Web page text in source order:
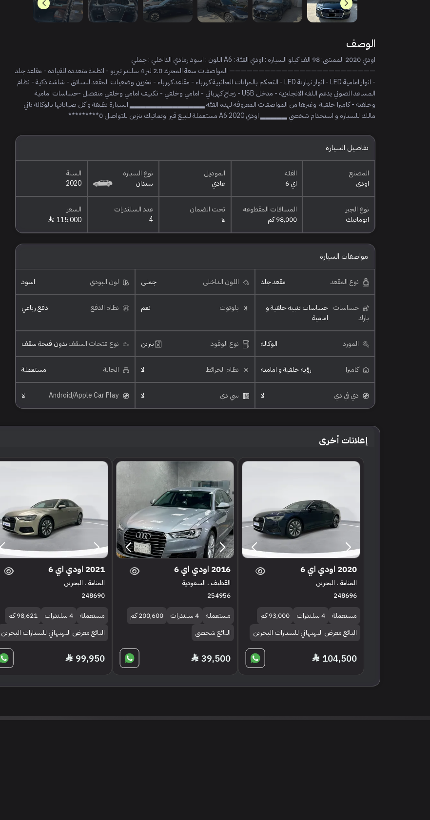
الوصف
اودي 2020 ‏‎الممشى: 98 الف كيلو ‏‎السياره : اودي ‏‎الفئة : A6 ‏‎اللون : اسود رمادي ‏‎الداخلي : جملي
————————————————————————— ‏‎المواصفات ‏‎سعة المحرك 2.0 لتر 4 سلندر تيربو ‏‎- انظمة متعدده للقياده ‏‎- مقاعد جلد
‏‎- انوار امامية LED ‏‎- انوار نهارية LED ‏‎- التحكم بالمرايات الجانبية كهرباء ‏‎- مقاعد كهرباء ‏‎- تخزين وضعيات المقعد للسائق ‏‎- شاشة ذكية ‏‎- نظام
المساعد الصوتي يدعم اللغه الانجليزية ‏‎- مدخل USB ‏‎- زجاج كهربائي - امامي وخلفي ‏‎- تكييف امامي وخلفي منفصل ‏‎-حساسات امامية
وخلفية ‏‎- كاميرا خلفية ‏‎ ‎وغيرها من المواصفات المعروفه لهذه الفئه ▂▂▂▂▂▂▂▂▂▂▂▂▂▂ ‏‎السيارة نظيفة و كل صياناتها بالوكالة ‏‎ثاني
مالك للسيارة و استخدام شخصي ▂▂▂▂▂ اودي A6 2020 مستعملة للبيع قير اوتماتيك بنزين للتواصل 0*********
تفاصيل السيارة
المصنع
اودي
الفئة
اي 6
الموديل
عادي
نوع السيارة
سيدان
السنة
2020
نوع الجير
اتوماتيك
المسافات المقطوعه
98,000 كم
تحت الضمان
لا
عدد السلندرات
4
السعر
115,000
مواصفات السيارة
نوع المقعد مقعد جلد اللون الداخلي جملي لون البودي اسود
حساسات
بارك
حساسات تنبيه خلفية و
امامية
بلوتوث نعم نظام الدفع دفع رباعي
المورد الوكالة نوع الوقود بنزين نوع فتحات السقفبدون فتحة سقف
كاميرا رؤية خلفية و امامية نظام الخرائط لا الحالة مستعملة
دي في دي لا سي دي لا لا
إعلانات أخرى
2020 اودي اي 6
المنامة ، البحرين
248696
مستعملة 4 سلندرات
93,000 كم
البائع معرض البهبهاني للسيارات البحرين
104,500
2016 اودي اي 6
القطيف ، السعودية
254956
مستعملة 4 سلندرات
200,600 كم
البائع شخصي
39,500
2021 اودي اي 6
المنامة ، البحرين
248690
مستعملة 4 سلندرات
98,621 كم
البائع معرض البهبهاني للسيارات البحرين
99,950